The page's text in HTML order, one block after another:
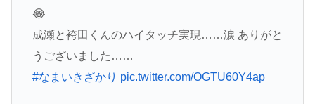
😂
成瀬と袴田くんのハイタッチ実現……涙 ありがと
うございました……
#なまいきざかり pic.twitter.com/OGTU60Y4ap